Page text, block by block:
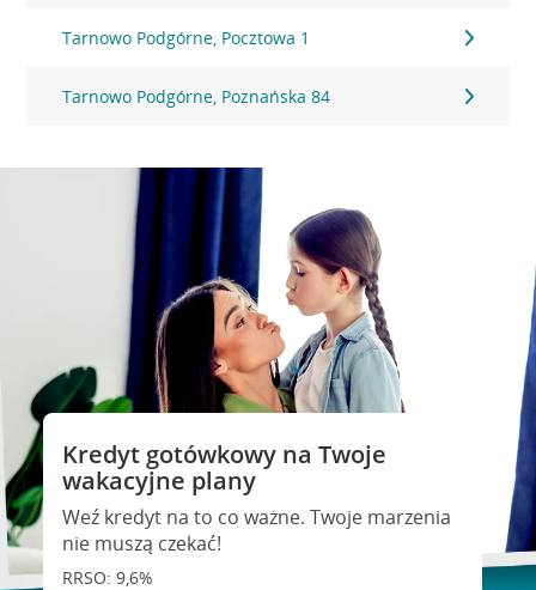
Tarnowo Podgórne, Pocztowa 1
Tarnowo Podgórne, Poznańska 84
Kredyt gotówkowy na Twoje
wakacyjne plany
Weź kredyt na to co ważne. Twoje marzenia
nie muszą czekać!
RRSO: 9,6%